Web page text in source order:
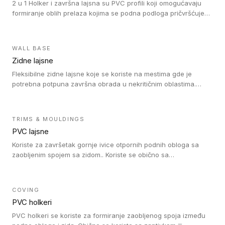
2 u 1 Holker i završna lajsna su PVC profili koji omogućavaju
formiranje oblih prelaza kojima se podna podloga pričvršćuje
WALL BASE
Zidne lajsne
Fleksibilne zidne lajsne koje se koriste na mestima gde je
potrebna potpuna završna obrada u nekritičnim oblastima.
TRIMS & MOULDINGS
PVC lajsne
Koriste za završetak gornje ivice otpornih podnih obloga sa
zaobljenim spojem sa zidom.. Koriste se obično sa
rešenje).
COVING
PVC holkeri
PVC holkeri se koriste za formiranje zaobljenog spoja između